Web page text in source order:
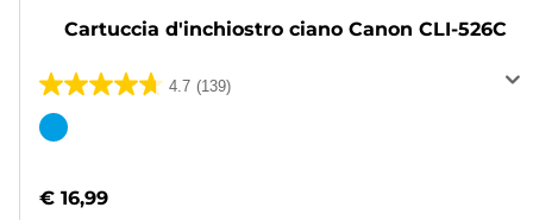
Cartuccia d'inchiostro ciano Canon CLI-526C
4.7 (139)
4.7
su
139
Cartuccia
€ 16,99